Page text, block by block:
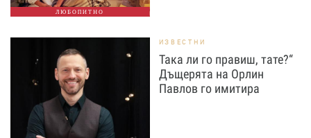
ЛЮБОПИТНО
ИЗВЕСТНИ
Така ли го правиш, тате?“
Дъщерята на Орлин
Павлов го имитира